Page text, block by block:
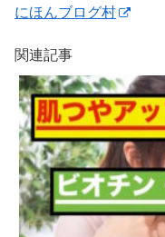
にほんブログ村
関連記事